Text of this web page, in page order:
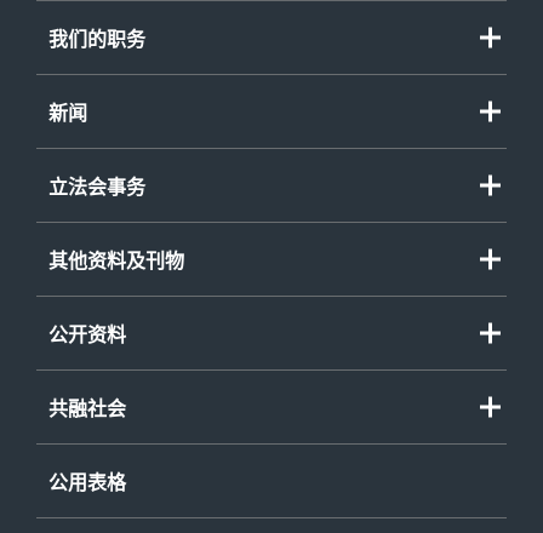
我们的职务
新闻
立法会事务
其他资料及刊物
公开资料
共融社会
公用表格